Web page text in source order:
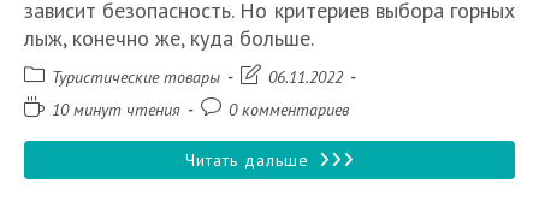
зависит безопасность. Но критериев выбора горных
лыж, конечно же, куда больше.
Рубрика
записи:
Туристические товары
Запись06.11.2022
Время10 минут чтения
Комментарии
записи:
0 комментариев
Читать дальше Как